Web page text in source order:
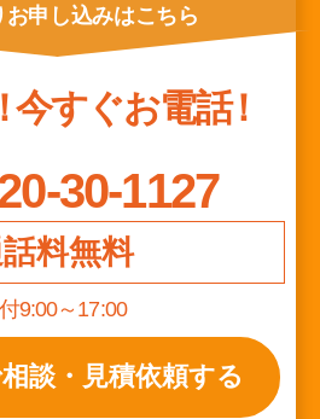
お申し込みはこちら
今すぐお電話！
30-1127
料無料
9:00～17:00
談 ・ 見積依頼する